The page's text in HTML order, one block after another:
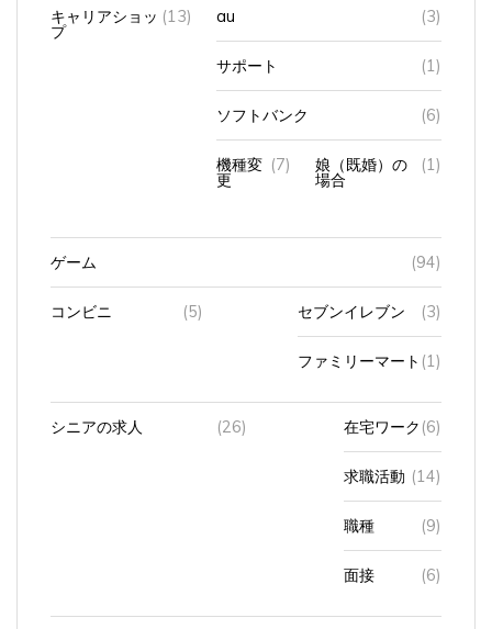
キャリアショッ
プ
(13) au (3)
サポート (1)
ソフトバンク (6)
機種変
更
(7) 娘（既婚）の
場合
(1)
ゲーム (94)
コンビニ (5) セブンイレブン (3)
ファミリーマート (1)
シニアの求人 (26) 在宅ワーク (6)
求職活動 (14)
職種 (9)
面接 (6)